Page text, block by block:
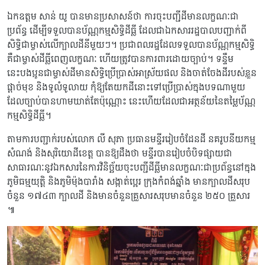
ឯកឧត្ដម សាន់ យូ បានមានប្រសាសន៍ថា ការចុះបញ្ជីដីមានលក្ខណៈជា
ប្រព័ន្ធ ដើម្បីទទួលបានប័ណ្ណកម្មសិទ្ធិដីធ្លី ដែលជាឯកសាររដ្ឋបាលបញ្ជាក់ពី
សិទ្ធិជាម្ចាស់លើក្បាលដីនីមួយៗ។ ប្រជាពលរដ្ឋដែលទទួលបានប័ណ្ណកម្មសិទ្ធិ
គឺជាម្ចាស់ដីធ្លីពេញលក្ខណៈ ហើយត្រូវបានការពារដោយច្បាប់។ ទន្ទឹម
នេះបងប្អូនជាម្ចាស់ដីមានសិទ្ធិប្រើប្រាស់អាស្រ័យផល និងចាត់ចែងដីរបស់ខ្លួន
ផ្តាច់មុខ និងទូលំទូលាយ កុំឱ្យតែយកដីនោះទៅប្រើប្រាស់ក្នុងបទណាមួយ
ដែលច្បាប់បានហាមឃាត់តែប៉ុណ្ណោះ នេះហើយដែលជាអត្ថន័យនៃតម្លៃប័ណ្ណ
កម្មសិទ្ធិដីធ្លី។
តាមការបញ្ជាក់របស់លោក លី សុភា ប្រធានមន្ទីររៀបចំដែនដី នគរូបនីយកម្ម
សំណង់ និងសុរិយោដីខេត្ត បានឱ្យដឹងថា មន្ទីរបានរៀបចំបិទផ្សាយជា
សាធារណៈនូវឯកសារនៃការវិនិច្ឆ័យចុះបញ្ជីដីធ្លីមានលក្ខណៈជាប្រព័ន្ធនៅក្នុង
ភូមិធម្មយុត្តិ និងភូមិម៉ុងបារាំង សង្កាត់ប្អេរ ក្រុងកំពង់ឆ្នាំង មានក្បាលដីសរុប
ចំនួន ១៧៤៣ ក្បាលដី និងមានចំនួនគ្រួសារសរុបមានចំនួន ២៥០ គ្រួសារ
៕